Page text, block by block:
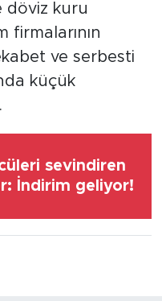
döviz kuru
firmalarının
ve serbesti
küçük
sevindiren
İndirim geliyor!